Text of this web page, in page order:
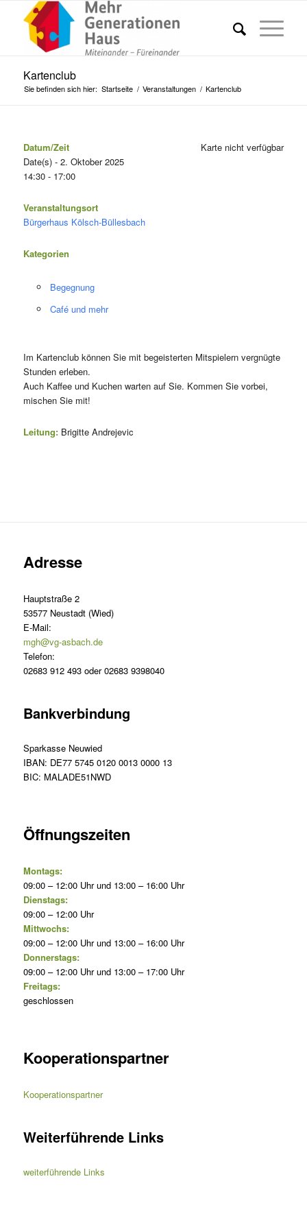
Kartenclub
Sie befinden sich hier: Startseite / Veranstaltungen / Kartenclub
Karte nicht verfügbar
Datum/Zeit
Date(s) - 2. Oktober 2025
14:30 - 17:00
Veranstaltungsort
Bürgerhaus Kölsch-Büllesbach
Kategorien
Begegnung
Café und mehr
Im Kartenclub können Sie mit begeisterten Mitspielern vergnügte
Stunden erleben.
Auch Kaffee und Kuchen warten auf Sie. Kommen Sie vorbei,
mischen Sie mit!
Leitung:Brigitte Andrejevic
Adresse
Hauptstraße 2
53577 Neustadt (Wied)
E-Mail:
mgh@vg-asbach.de
Telefon:
02683 912 493 oder 02683 9398040
Bankverbindung
Sparkasse Neuwied
IBAN: DE77 5745 0120 0013 0000 13
BIC: MALADE51NWD
Öffnungszeiten
Montags:
09:00 – 12:00 Uhr und 13:00 – 16:00 Uhr
Dienstags:
09:00 – 12:00 Uhr
Mittwochs:
09:00 – 12:00 Uhr und 13:00 – 16:00 Uhr
Donnerstags:
09:00 – 12:00 Uhr und 13:00 – 17:00 Uhr
Freitags:
geschlossen
Kooperationspartner
Kooperationspartner
Weiterführende Links
weiterführende Links